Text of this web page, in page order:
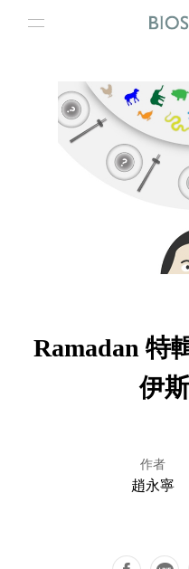
Ramadan 特
伊
作者
趙永寧